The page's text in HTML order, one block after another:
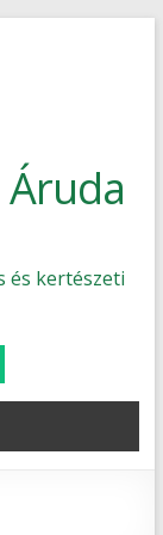
és kertészeti